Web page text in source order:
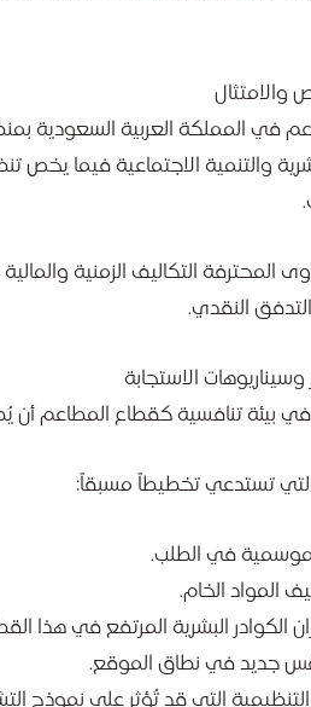
في المملكة العربية السعودية
والتنمية الاجتماعية فيما
المحترفة التكاليف الزمنية
النقدي.
بيئة تنافسية كقطاع المطاعم
التي تستدعي تخطيطاً مسبقاً:
الموسمية في الطلب.
المواد الخام.
الكوادر البشرية المرتفع في هذا
جديد في نطاق الموقع.
التنظيمية التي قد تُؤثر على نموذج